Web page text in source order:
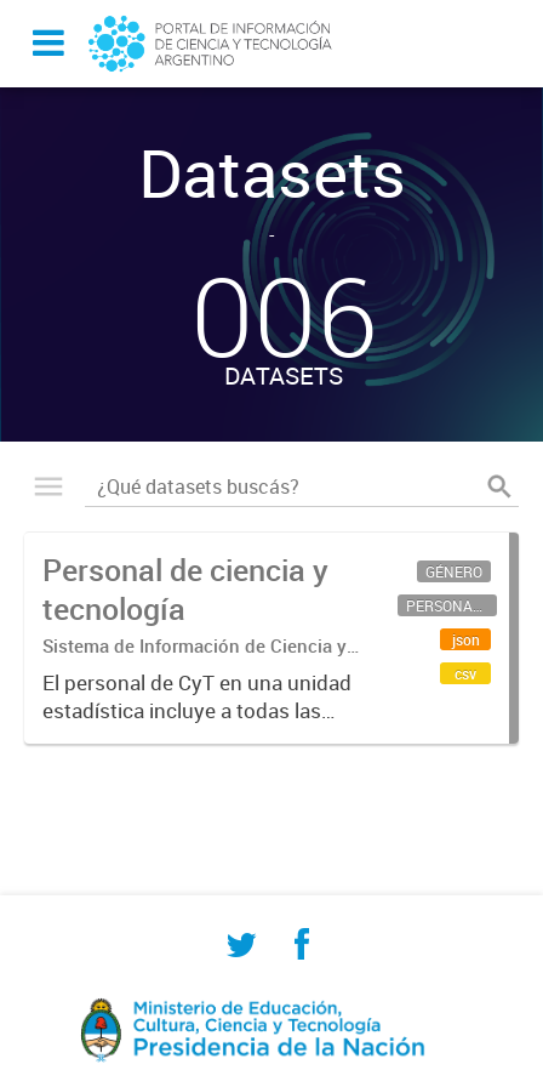
Datasets
-
006
DATASETS
Personal de ciencia y
tecnología
Sistema de Información de Ciencia y
Tecnología Argentino (SICYTAR)
El personal de CyT en una unidad
estadística incluye a todas las
personas involucradas
GÉNERO
PERSONAL CIENTÍFICO-TECNOLÓGICO
json
csv